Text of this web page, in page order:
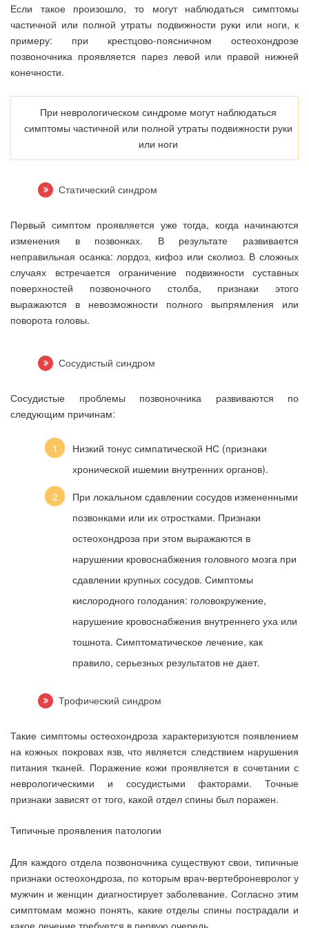
Если такое произошло, то могут наблюдаться симптомы
частичной или полной утраты подвижности руки или ноги, к
примеру: при крестцово-поясничном остеохондрозе
позвоночника проявляется парез левой или правой нижней
конечности.
При неврологическом синдроме могут наблюдаться
симптомы частичной или полной утраты подвижности руки
или ноги
Статический синдром
Первый симптом проявляется уже тогда, когда начинаются
изменения в позвонках. В результате развивается
неправильная осанка: лордоз, кифоз или сколиоз. В сложных
случаях встречается ограничение подвижности суставных
поверхностей позвоночного столба, признаки этого
выражаются в невозможности полного выпрямления или
поворота головы.
Сосудистый синдром
Сосудистые проблемы позвоночника развиваются по
следующим причинам:
Низкий тонус симпатической НС (признаки
хронической ишемии внутренних органов).
При локальном сдавлении сосудов измененными
позвонками или их отростками. Признаки
остеохондроза при этом выражаются в
нарушении кровоснабжения головного мозга при
сдавлении крупных сосудов. Симптомы
кислородного голодания: головокружение,
нарушение кровоснабжения внутреннего уха или
тошнота. Симптоматическое лечение, как
правило, серьезных результатов не дает.
Трофический синдром
Такие симптомы остеохондроза характеризуются появлением
на кожных покровах язв, что является следствием нарушения
питания тканей. Поражение кожи проявляется в сочетании с
неврологическими и сосудистыми факторами. Точные
признаки зависят от того, какой отдел спины был поражен.
Типичные проявления патологии
Для каждого отдела позвоночника существуют свои, типичные
признаки остеохондроза, по которым врач-вертеброневролог у
мужчин и женщин диагностирует заболевание. Согласно этим
симптомам можно понять, какие отделы спины пострадали и